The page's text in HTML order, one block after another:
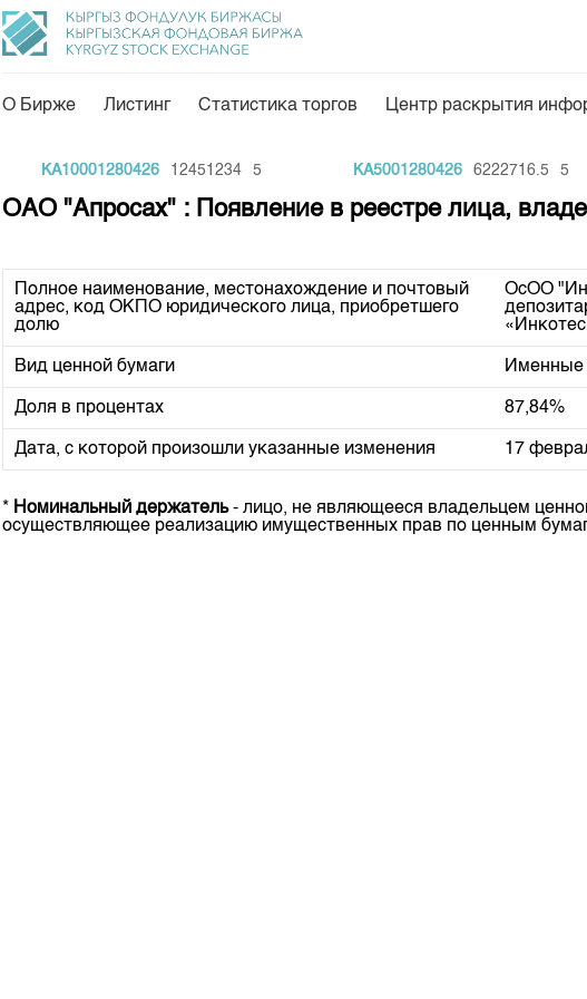
Общая информация
Руководство
Внутренний аудитор
Комитеты
Участники торгов
Наши партнеры
Cтратегия развития
Корпоративные документы
Товарно-сырьевой сектор
Центр раскрытия информации
Тарифы
Аналитика
Финансовый рынок KG
Пресс-клуб
О Бирже Листинг Статистика торгов Центр раскрытия
KA10001280426 12451234 5 KA5001280426 6222716.5 5
ОАО "Апросах" : Появление в реестре лица,
Полное наименование, местонахождение и почтовый
адрес, код ОКПО юридического лица, приобретшего
долю
ОсОО
Вид ценной бумаги Именные
Доля в процентах 87,84%
Дата, с которой произошли указанные изменения 17
* Номинальный держатель- лицо, не являющееся владельцем
осуществляющее реализацию имущественных прав по ценным